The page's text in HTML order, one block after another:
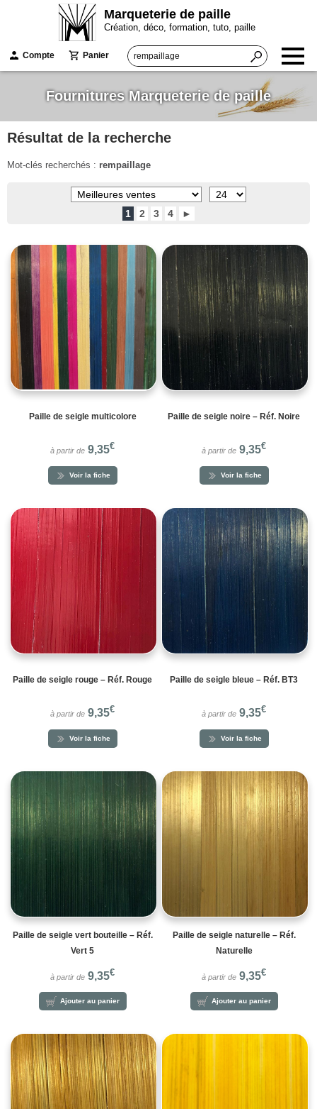
Marqueterie de paille
Création, déco, formation, tuto, paille
Compte Panier
Fournitures Marqueterie de paille
Résultat de la recherche
Mot-clés recherchés : rempaillage
1 2 3 4 ►
Paille de seigle multicolore
à partir de 9,35€
Voir la fiche
Paille de seigle noire – Réf. Noire
à partir de 9,35€
Voir la fiche
Paille de seigle rouge – Réf. Rouge
à partir de 9,35€
Voir la fiche
Paille de seigle bleue – Réf. BT3
à partir de 9,35€
Voir la fiche
Paille de seigle vert bouteille – Réf.
Vert 5
à partir de 9,35€
Ajouter au panier
Paille de seigle naturelle – Réf.
Naturelle
à partir de 9,35€
Ajouter au panier